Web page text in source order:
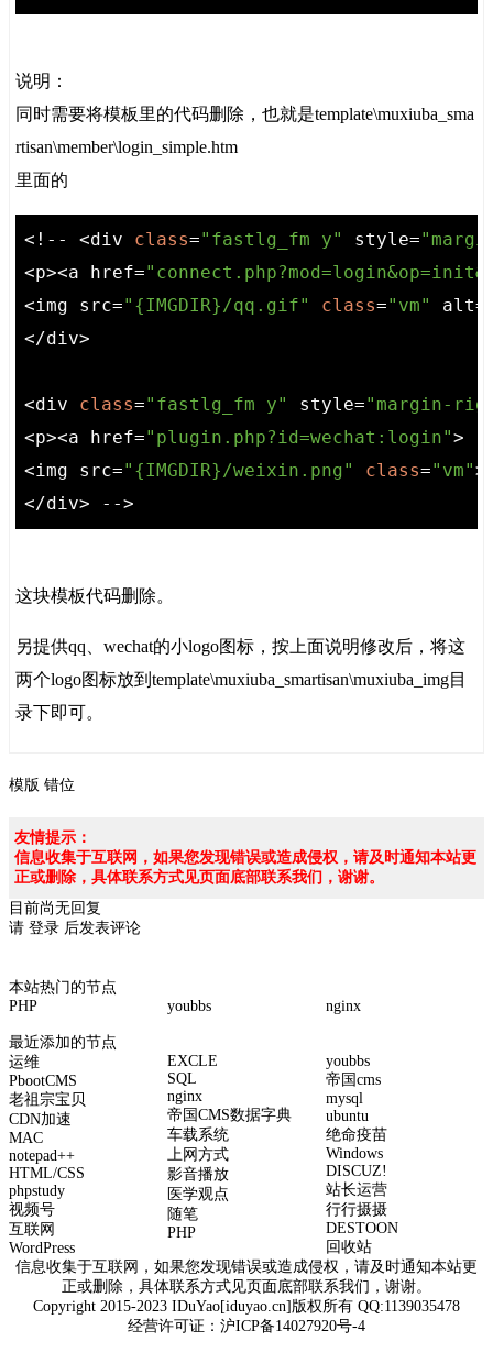
说明：
同时需要将模板里的代码删除，也就是template\muxiuba_sma
rtisan\member\login_simple.htm
里面的
<!-- <div class="fastlg_fm y" style=
<p><a href=
<img src="{IMGDIR}/qq.gif" class="vm" alt=
</div>
<div class="fastlg_fm y" style="margin-
<p><a href="plugin.php?id=wechat:login">
<img src="{IMGDIR}/weixin.png" class="vm"
</div> -->
这块模板代码删除。
另提供qq、wechat的小logo图标，按上面说明修改后，将这
两个logo图标放到template\muxiuba_smartisan\muxiuba_img目
录下即可。
模版 错位
友情提示：
信息收集于互联网，如果您发现错误或造成侵权，请及时通知本站更
正或删除，具体联系方式见页面底部联系我们，谢谢。
目前尚无回复
请 登录 后发表评论
本站热门的节点
PHP
youbbs nginx
最近添加的节点
运维
PbootCMS
老祖宗宝贝
CDN加速
MAC
notepad++
HTML/CSS
phpstudy
视频号
互联网
WordPress
EXCLE
SQL
nginx
帝国CMS数据字典
车载系统
上网方式
影音播放
医学观点
随笔
PHP
youbbs
帝国cms
mysql
ubuntu
绝命疫苗
Windows
DISCUZ!
站长运营
行行摄摄
DESTOON
回收站
信息收集于互联网，如果您发现错误或造成侵权，请及时通知本站更
正或删除，具体联系方式见页面底部联系我们，谢谢。
Copyright 2015-2023 IDuYao[iduyao.cn]版权所有 QQ:1139035478
经营许可证： 沪ICP备14027920号-4